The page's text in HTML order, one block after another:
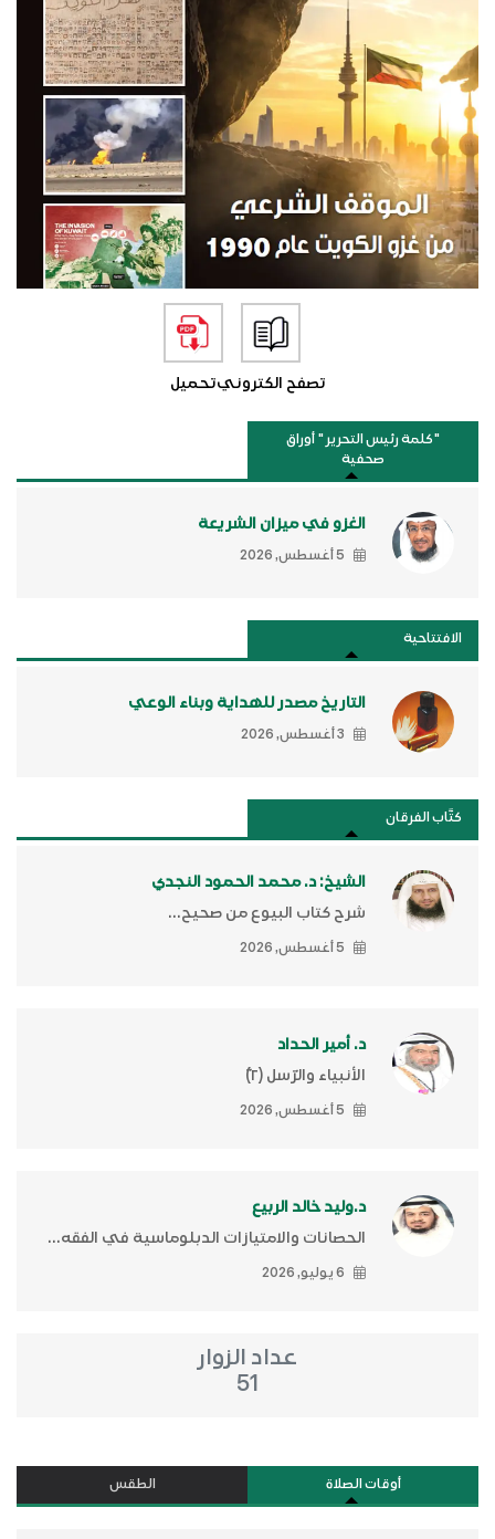
تصفح الكترونيتحميل
"كلمة رئيس التحرير " أوراق
صحفية
الغزو في ميزان الشريعة
5 أغسطس, 2026
الافتتاحية
التاريخ مصدر للهداية وبناء الوعي
3 أغسطس, 2026
كتَّاب الفرقان
الشيخ: د. محمد الحمود النجدي
شرح كتاب البيوع من صحيح...
5 أغسطس, 2026
د. أمير الحداد
الأنبياء والرّسل (٢)ّ
5 أغسطس, 2026
د.وليد خالد الربيع
الحصانات والامتيازات الدبلوماسية في الفقه...
6 يوليو, 2026
عداد الزوار
51
أوقات الصلاة الطقس